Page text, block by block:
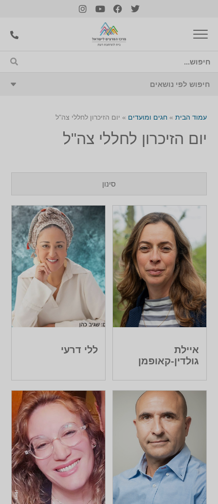
עמוד הבית » חגים ומועדים » יום הזיכרון לחללי צה"ל
יום הזיכרון לחללי צה"ל
סינון
איילת
גולדין-קאופמן
ללי דרעי